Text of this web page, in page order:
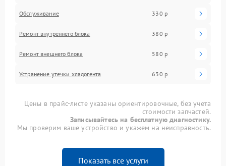
Обслуживание 330 р
Ремонт внутреннего блока 380 р
Ремонт внешнего блока 580 р
Устранение утечки хладогента 630 р
Цены в прайс-листе указаны ориентировочные, без учета
стоимости запчастей.
Записывайтесь на бесплатную диагностику.
Мы проверим ваше устройство и укажем на неисправность.
Показать все услуги